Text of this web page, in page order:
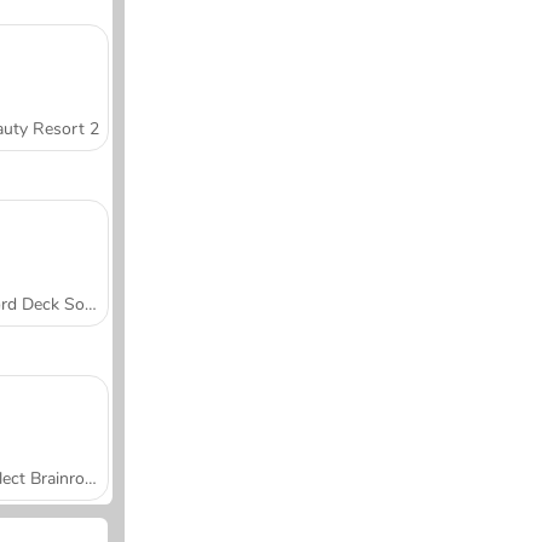
Resort 2
Word Deck Solitaire
Collect Brainrot Arena